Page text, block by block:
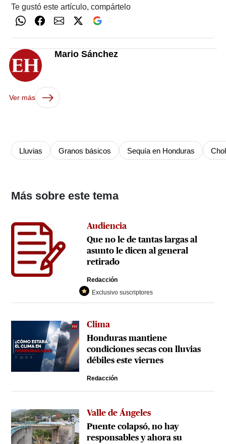
Te gustó este artículo, compártelo
Mario Sánchez
Ver más
Lluvias Granos básicos Sequía en Honduras
Más sobre este tema
Audiencia
Que no le de tantas largas al
asunto le dicen al general
retirado
Redacción
Exclusivo suscriptores
Clima
Honduras mantiene
condiciones secas con lluvias
débiles este viernes
Redacción
Valle de Ángeles
Puente colapsó, no hay
responsables y ahora su